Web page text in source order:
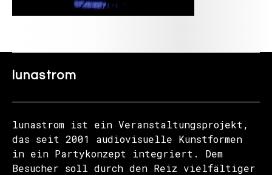
lunastrom
lunastrom ist ein Veranstaltungsprojekt,
das seit 2001 audiovisuelle Kunstformen
in ein Partykonzept integriert. Dem
Besucher soll durch den Reiz vielfältiger